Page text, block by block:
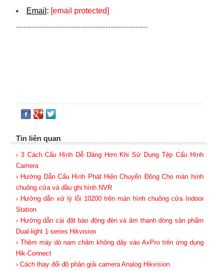
Email : [email protected]
-----------------------------------------------------
Tin liên quan
› 3 Cách Cấu Hình Dễ Dàng Hơn Khi Sử Dụng Tệp Cấu Hình
Camera
› Hướng Dẫn Cấu Hình Phát Hiện Chuyển Động Cho màn hình
chuông cửa và đầu ghi hình NVR
› Hướng dẫn xử lý lỗi 10200 trên màn hình chuông cửa Indoor
Station
› Hướng dẫn cài đặt báo động đèn và âm thanh dòng sản phẩm
Dual-light 1 series Hikvision
› Thêm máy dò nam châm không dây vào AxPro trên ứng dụng
Hik-Connect
› Cách thay đổi độ phân giải camera Analog Hikvision